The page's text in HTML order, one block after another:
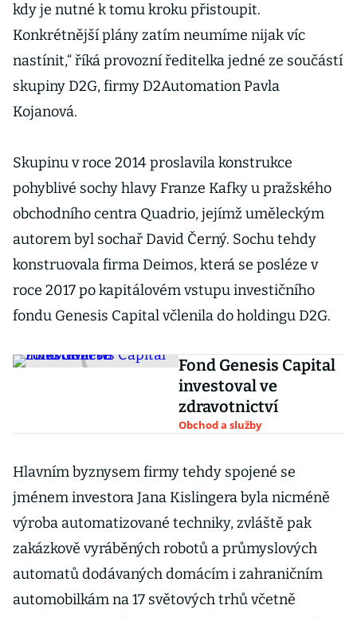
kdy je nutné k tomu kroku přistoupit.
Konkrétnější plány zatím neumíme nijak víc
nastínit,“ říká provozní ředitelka jedné ze součástí
skupiny D2G, firmy D2Automation Pavla
Kojanová.
Skupinu v roce 2014 proslavila konstrukce
pohyblivé sochy hlavy Franze Kafky u pražského
obchodního centra Quadrio, jejímž uměleckým
autorem byl sochař David Černý. Sochu tehdy
konstruovala firma Deimos, která se posléze v
roce 2017 po kapitálovém vstupu investičního
fondu Genesis Capital včlenila do holdingu D2G.
Fond Genesis Capital
investoval ve
zdravotnictví
Obchod a služby
Hlavním byznysem firmy tehdy spojené se
jménem investora Jana Kislingera byla nicméně
výroba automatizované techniky, zvláště pak
zakázkově vyráběných robotů a průmyslových
automatů dodávaných domácím i zahraničním
automobilkám na 17 světových trhů včetně